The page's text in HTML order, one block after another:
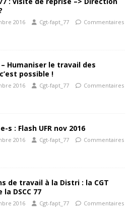
2016 Cgt-fapt_77
Commentaires
Humaniser le travail des
possible !
2016 Cgt-fapt_77
Commentaires
s : Flash UFR nov 2016
2016 Cgt-fapt_77
Commentaires
de travail à la Distri : la CGT
DSCC 77
2016 Cgt-fapt_77
Commentaires